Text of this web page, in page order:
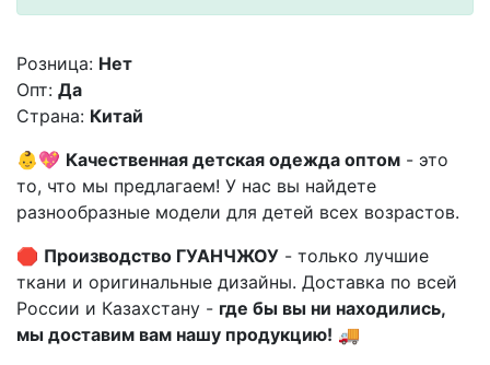
Розница: Нет
Опт: Да
Страна: Китай
👶💖 Качественная детская одежда оптом - это
то, что мы предлагаем! У нас вы найдете
разнообразные модели для детей всех возрастов.
🛑 Производство ГУАНЧЖОУ - только лучшие
ткани и оригинальные дизайны. Доставка по всей
России и Казахстану - где бы вы ни находились,
мы доставим вам нашу продукцию! 🚚